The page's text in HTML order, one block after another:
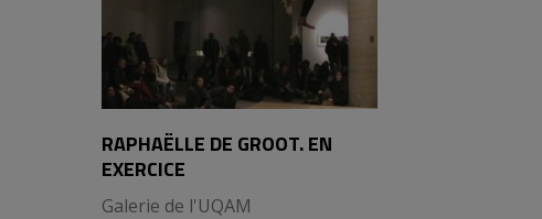
RAPHAËLLE DE GROOT. EN
EXERCICE
Galerie de l'UQAM